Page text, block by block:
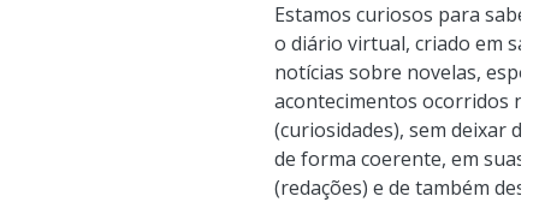
Estamos curiosos para
o diário virtual, criado em
notícias sobre novelas,
acontecimentos ocorridos
(curiosidades), sem deixar
de forma coerente, em suas
(redações) e de também